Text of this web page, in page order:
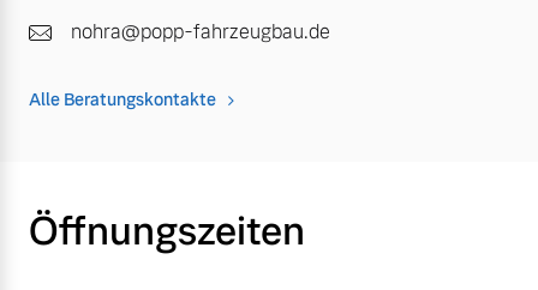
nohra@popp-fahrzeugbau.de
Alle Beratungskontakte
Öffnungszeiten